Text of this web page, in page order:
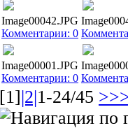
Image00042.JPG
Комментарии: 0
Image00001.JPG
Комментарии: 0
[1]|2|1-24/45